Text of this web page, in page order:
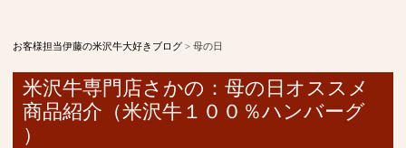
お客様担当伊藤の米沢牛大好きブログ > 母の日
米沢牛専門店さかの：母の日オススメ
商品紹介（米沢牛１００％ハンバーグ
）